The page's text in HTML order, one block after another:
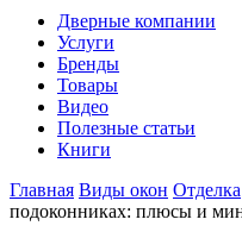
Дверные компании
Услуги
Бренды
Товары
Видео
Полезные статьи
Книги
Главная Виды окон Отделка
подоконниках: плюсы и